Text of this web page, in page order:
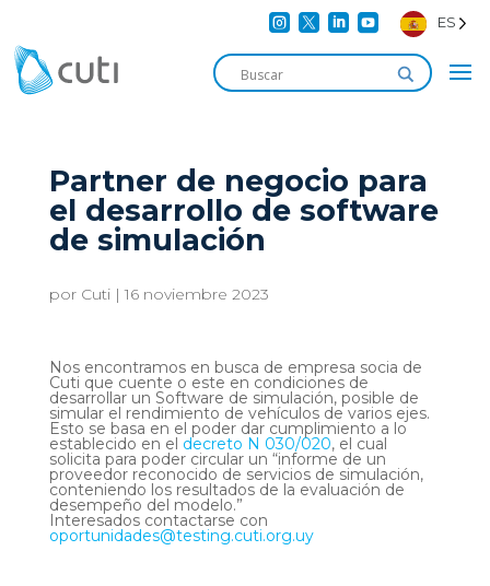
    ES
Partner de negocio para
el desarrollo de software
de simulación
por Cuti|16 noviembre 2023
Nos encontramos en busca de empresa socia de
Cuti que cuente o este en condiciones de
desarrollar un Software de simulación, posible de
simular el rendimiento de vehículos de varios ejes.
Esto se basa en el poder dar cumplimiento a lo
establecido en el decreto N 030/020, el cual
solicita para poder circular un “informe de un
proveedor reconocido de servicios de simulación,
conteniendo los resultados de la evaluación de
desempeño del modelo.”
Interesados contactarse con
oportunidades@testing.cuti.org.uy